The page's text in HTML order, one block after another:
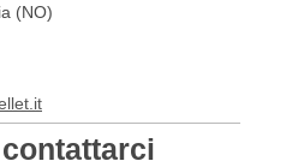
(NO)